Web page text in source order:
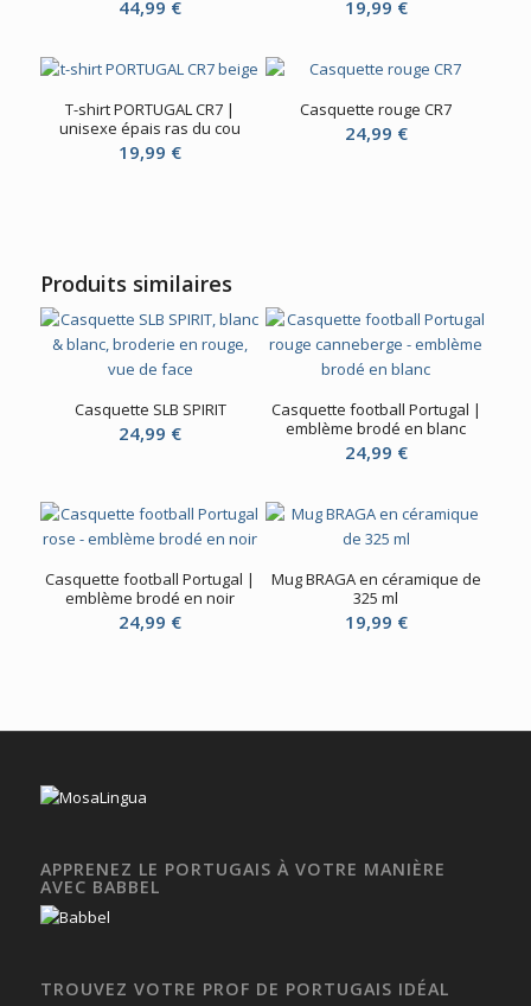
44,99 € 19,99 €
T-shirt PORTUGAL CR7 |
unisexe épais ras du cou
19,99 €
Casquette rouge CR7
24,99 €
Produits similaires
Casquette SLB SPIRIT
24,99 €
Casquette football Portugal |
emblème brodé en blanc
24,99 €
Casquette football Portugal |
emblème brodé en noir
24,99 €
Mug BRAGA en céramique de
325 ml
19,99 €
APPRENEZ LE PORTUGAIS À VOTRE MANIÈRE
AVEC BABBEL
TROUVEZ VOTRE PROF DE PORTUGAIS IDÉAL